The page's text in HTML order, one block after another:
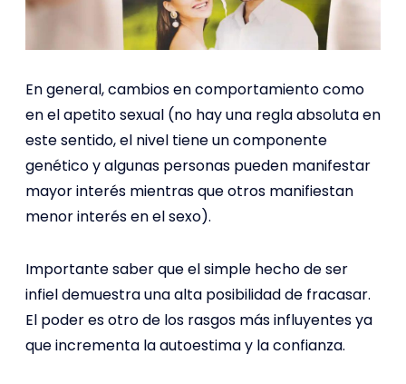
En general, cambios en comportamiento como
en el apetito sexual (no hay una regla absoluta en
este sentido, el nivel tiene un componente
genético y algunas personas pueden manifestar
mayor interés mientras que otros manifiestan
menor interés en el sexo).
Importante saber que el simple hecho de ser
infiel demuestra una alta posibilidad de fracasar.
El poder es otro de los rasgos más influyentes ya
que incrementa la autoestima y la confianza.